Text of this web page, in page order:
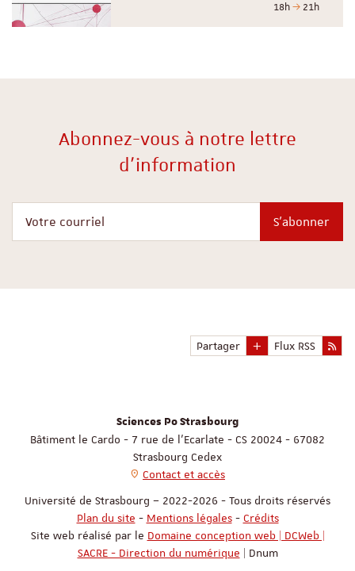
18h
21h
Abonnez-vous à notre lettre
d'information
S'abonner
Partager Flux RSS
Sciences Po Strasbourg
Bâtiment le Cardo - 7 rue de l'Ecarlate - CS 20024 - 67082
Strasbourg Cedex
Contact et accès
Université de Strasbourg – 2022-2026 - Tous droits réservés
Plan du site - Mentions légales- Crédits
Site web réalisé par le Domaine conception web | DCWeb |
SACRE - Direction du numérique | Dnum